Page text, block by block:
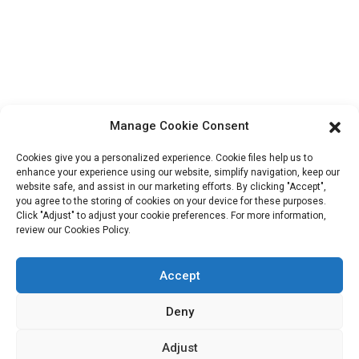
+86 13410678885
Bulletins D'information
informations sur nos offres.
Manage Cookie Consent
Cookies give you a personalized experience. Cookie files help us to
enhance your experience using our website, simplify navigation, keep our
website safe, and assist in our marketing efforts. By clicking "Accept",
you agree to the storing of cookies on your device for these purposes.
Click "Adjust" to adjust your cookie preferences. For more information,
review our Cookies Policy.
Accept
Deny
Adjust